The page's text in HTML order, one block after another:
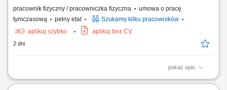
pracownik fizyczny / pracowniczka fizyczna
umowa o pracę
tymczasową
pełny etat
Szukamy kilku pracowników
aplikuj szybko
aplikuj bez CV
2 dni
pokaż opis
Opis stanowiska Kompleksowe przyrządzanie oraz estetyczne